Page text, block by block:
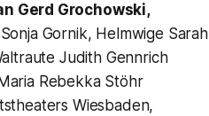
Gerd Grochowski,
Gornik, Helmwige Sarah
Judith Gennrich
Rebekka Stöhr
Wiesbaden,